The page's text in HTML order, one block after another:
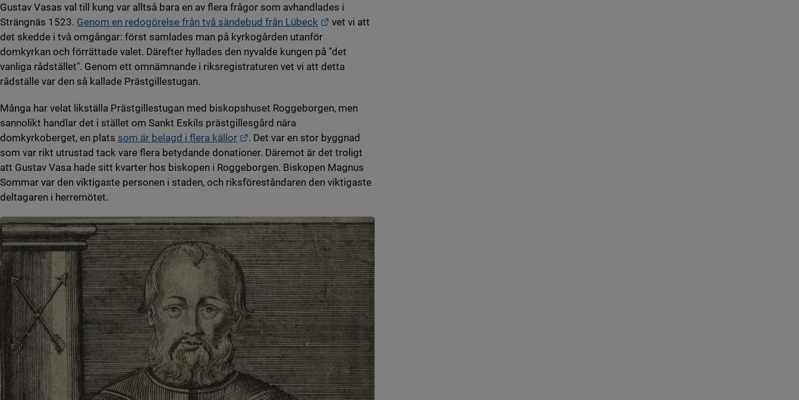
Gustav Vasas val till kung var alltså bara en av flera frågor som avhandlades i
Strängnäs 1523. Genom en redogörelse från två sändebud från Lübeck Länk till annan webbplats.
vet vi att
det skedde i två omgångar: först samlades man på kyrkogården utanför
domkyrkan och förrättade valet. Därefter hyllades den nyvalde kungen på "det
vanliga rådstället". Genom ett omnämnande i riksregistraturen vet vi att detta
rådställe var den så kallade Prästgillestugan.
Många har velat likställa Prästgillestugan med biskopshuset Roggeborgen, men
sannolikt handlar det i stället om Sankt Eskils prästgillesgård nära
domkyrkoberget, en plats som är belagd i flera källor Länk till annan webbplats.
. Det var en stor byggnad
som var rikt utrustad tack vare flera betydande donationer. Däremot är det troligt
att Gustav Vasa hade sitt kvarter hos biskopen i Roggeborgen. Biskopen Magnus
Sommar var den viktigaste personen i staden, och riksföreståndaren den viktigaste
deltagaren i herremötet.